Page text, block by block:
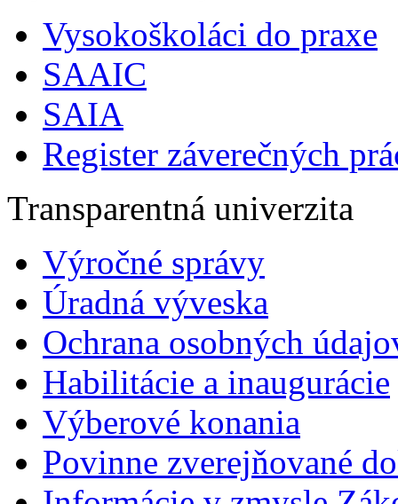
Vysokoškoláci do praxe
SAAIC
SAIA
Register záverečných
Transparentná univerzita
Výročné správy
Úradná výveska
Ochrana osobných
Habilitácie a inaugurácie
Výberové konania
Povinne zverejňované